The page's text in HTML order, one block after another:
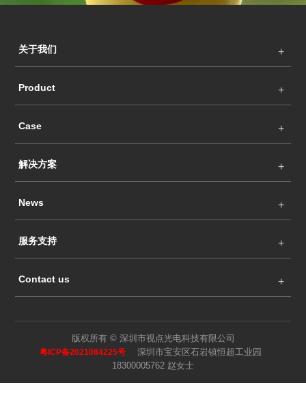
Language
关于我们
Product
Case
解决方案
News
服务支持
Contact us
版权所有 © 深圳市视点光电科技有限公司
粤ICP备2021084225号
深圳市宝安区石岩镇恒超工业园
18300005762 赵女士